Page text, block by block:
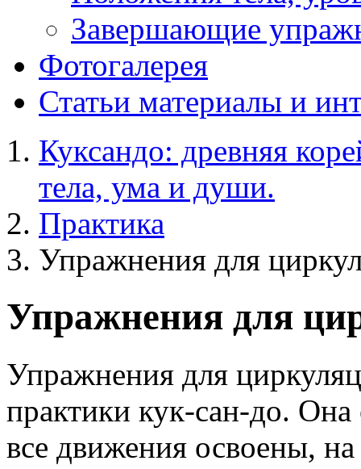
Завершающие
Фотогалерея
Статьи материалы и
Куксандо: древняя
тела, ума и души.
Практика
Упражнения для
Упражнения для
Упражнения для
практики кук-сан-до.
все движения освоены,